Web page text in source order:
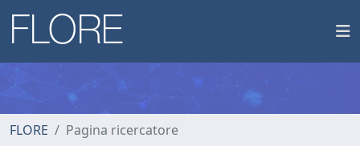
FLORE Pagina ricercatore